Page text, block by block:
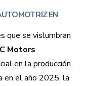
EN
que se vislumbran
Motors
en la producción
en el año 2025, la